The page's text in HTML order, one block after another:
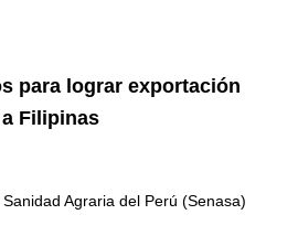
para lograr exportación
Filipinas
Agraria del Perú (Senasa)